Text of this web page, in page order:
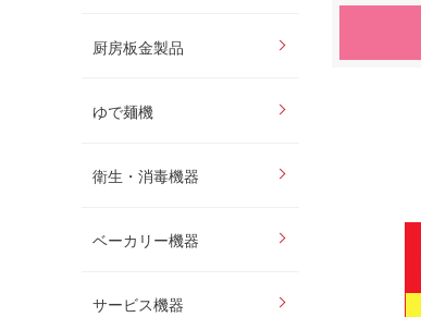
厨房板金製品
ゆで麺機
衛生・消毒機器
ベーカリー機器
サービス機器